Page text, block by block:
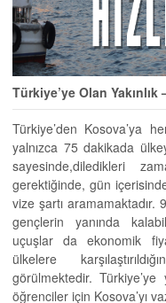
Türkiye’ye Olan
Türkiye’den Kosova’ya
yalnızca 75 dakikada
sayesinde,diledikleri
gerektiğinde, gün
vize şartı
gençlerin yanında
uçuşlar da ekonomik
ülkelere
görülmektedir.
öğrenciler için Kosova’yı